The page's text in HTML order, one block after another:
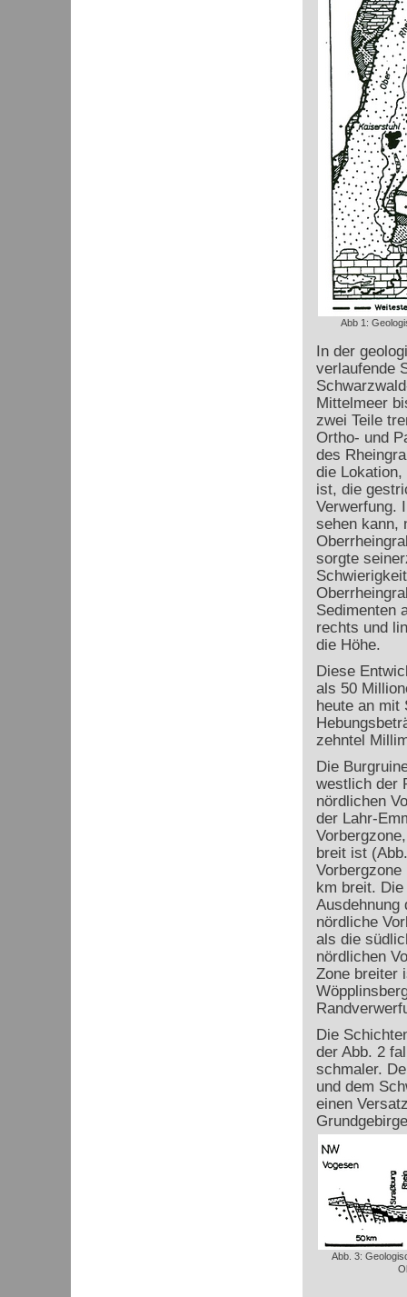
Abb 1:
In der
verlaufende
Mittelmeer
zwei Teile
Ortho- und
des
die Lokation,
ist, die
Verwerfung.
sehen kann,
sorgte
Sedimenten
rechts und
die Höhe.
Diese
als 50
heute an mit
zehntel
Die
westlich der
nördlichen
der Lahr-
breit ist
km breit.
Ausdehnung
nördliche
als die
nördlichen
Zone breiter
Die
der Abb. 2
schmaler.
und dem
einen
Abb. 3: